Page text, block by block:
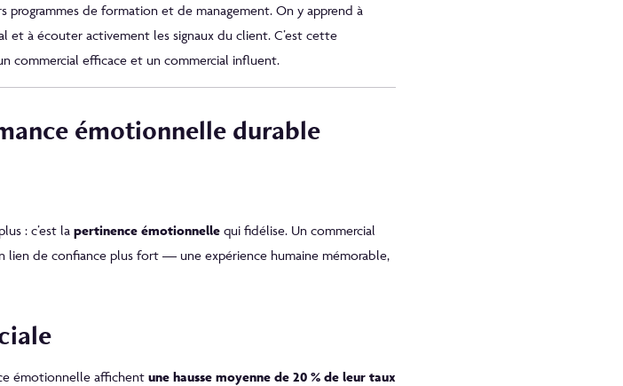
programmes de formation et de management. On y apprend à
et à écouter activement les signaux du client. C’est cette
commercial efficace et un commercial influent.
émotionnelle durable
: c’est la pertinence émotionnellequi fidélise. Un commercial
lien de confiance plus fort — une expérience humaine mémorable,
émotionnelle affichent une hausse moyenne de 20 % de leur taux